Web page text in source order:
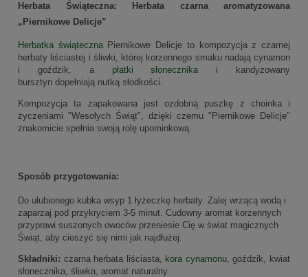
Herbata Świąteczna:
Herbata czarna aromatyzowana
„Piernikowe Delicje”
Herbatka świątecznaPiernikowe Delicje to kompozycja z czarnej
herbaty liściastej i śliwki, której korzennego smaku nadają cynamon
i goździk, a płatki słonecznika i kandyzowany
bursztyn dopełniają nutką słodkości.
Kompozycja ta zapakowana jest ozdobną puszkę z choinka i
życzeniami "Wesołych Świąt", dzięki czemu "Piernikowe Delicje"
znakomicie spełnia swoją rolę upominkową.
Sposób przygotowania:
Do ulubionego kubka wsyp 1 łyżeczkę herbaty. Zalej wrzącą wodą i
zaparzaj pod przykryciem 3-5 minut. Cudowny aromat korzennych
przyprawi suszonych owoców przeniesie Cię w świat magicznych
Świąt, aby cieszyć się nimi jak najdłużej.
Składniki: czarna herbata liściasta, kora cynamonu, goździk, kwiat
słonecznika, śliwka, aromat naturalny